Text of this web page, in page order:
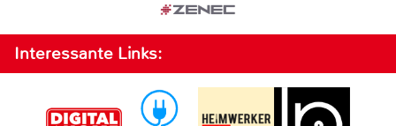
Interessante Links: